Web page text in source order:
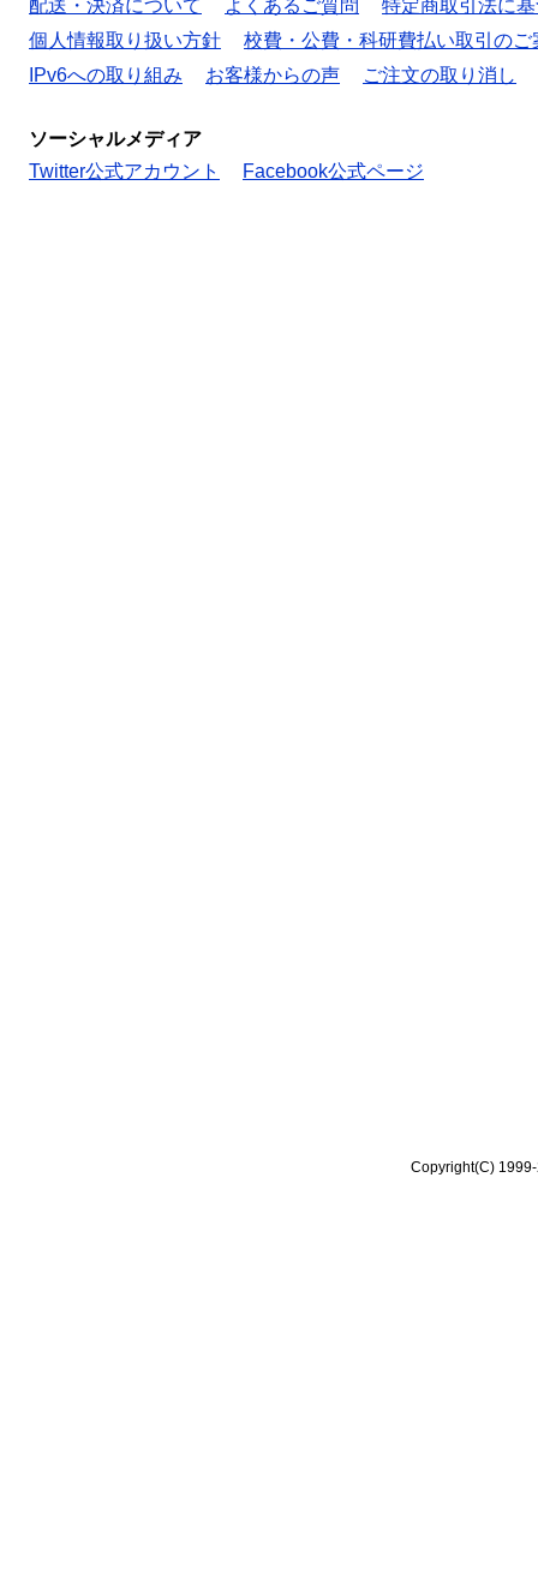
配送・決済について よくあるご質問
特定商取引法に
個人情報取り扱い方針
校費・公費・科研費払い取引のご
IPv6への取り組み
お客様からの声 ご注文の取り消し
ソーシャルメディア
Twitter公式アカウント
Facebook公式ページ
Copyright(C)